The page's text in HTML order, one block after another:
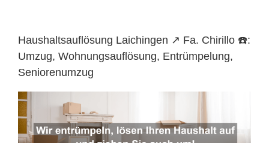
Haushaltsauflösung Laichingen ↗️ Fa. Chirillo ☎️:
Umzug, Wohnungsauflösung, Entrümpelung,
Seniorenumzug